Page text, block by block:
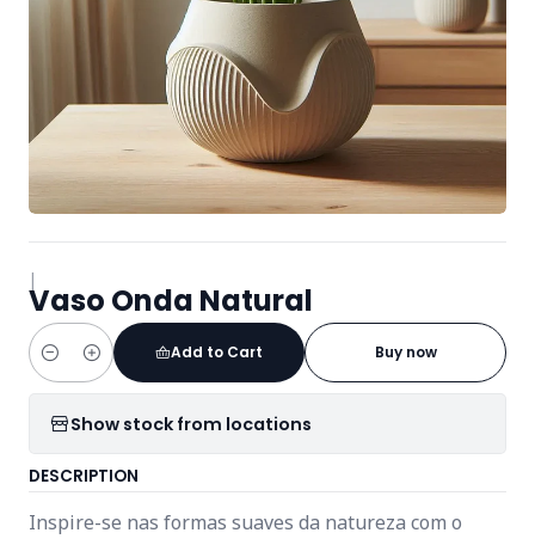
|
Vaso Onda Natural
Quantity
Add to Cart Buy now
Show stock from locations
DESCRIPTION
Inspire-se nas formas suaves da natureza com o